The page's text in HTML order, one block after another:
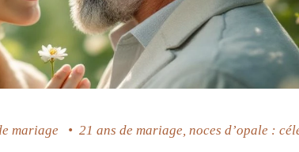
mariage • 21 ans de mariage, noces d’opale :